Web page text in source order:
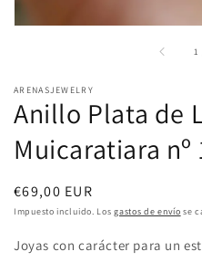
1
ARENASJEWELRY
Anillo Plata de
Muicaratiara nº
Precio
habitual
€69,00 EUR
Impuesto incluido. Losgastos de envío se
Joyas con carácter para un